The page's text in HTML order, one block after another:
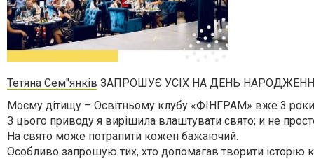
Тетяна Сем"янків ЗАПРОШУЄ УСІХ НА ДЕНЬ
Моєму дітищу – Освітньому клубу «ФІНГРАМ» вже 3
З цього приводу я вирішила влаштувати свято; и не
На свято може потрапити кожен бажаючий.
Особливо запрошую тих, хто допомагав творити історію